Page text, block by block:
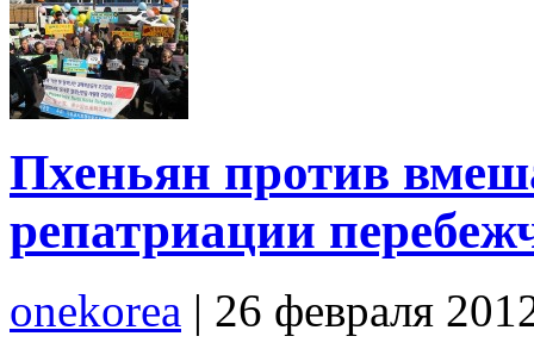
Пхеньян против
репатриации
onekorea | 26 февраля